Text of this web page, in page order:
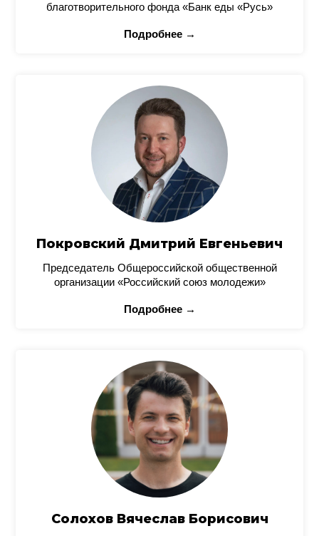
благотворительного фонда «Банк еды «Русь»
Подробнее →
Покровский Дмитрий Евгеньевич
Председатель Общероссийской общественной
организации «Российский союз молодежи»
Подробнее →
Солохов Вячеслав Борисович